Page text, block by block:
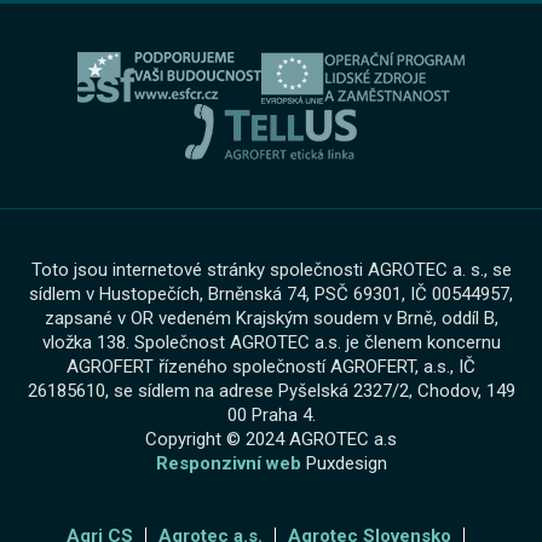
Zimní servisní akce
Cookies
Toto jsou internetové stránky společnosti AGROTEC a. s., se
sídlem v Hustopečích, Brněnská 74, PSČ 69301, IČ 00544957,
zapsané v OR vedeném Krajským soudem v Brně, oddíl B,
vložka 138. Společnost AGROTEC a.s. je členem koncernu
AGROFERT řízeného společností AGROFERT, a.s., IČ
26185610, se sídlem na adrese Pyšelská 2327/2, Chodov, 149
00 Praha 4.
Copyright © 2024 AGROTEC a.s
Responzivní web Puxdesign
Agri CS Agrotec a.s.
Agrotec Slovensko